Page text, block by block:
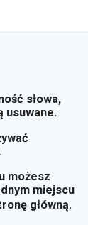
słowa,
usuwane.
możesz
miejscu
główną.